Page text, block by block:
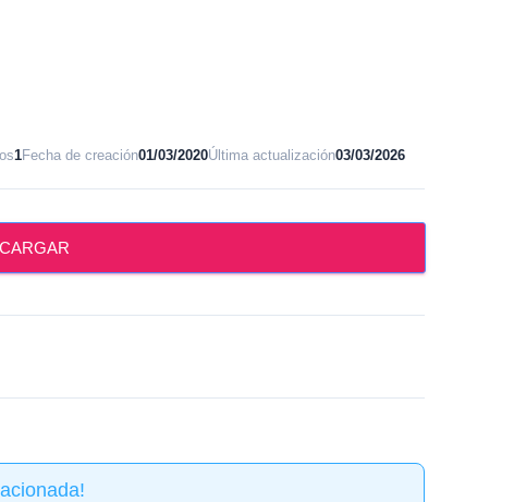
1Fecha de creación01/03/2020Última actualización03/03/2026